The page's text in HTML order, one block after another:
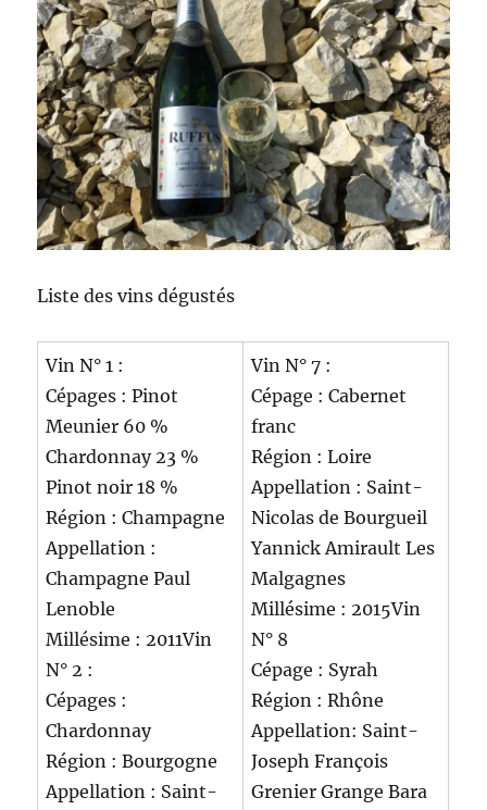
Liste des vins dégustés
Vin N° 1 :
Cépages : Pinot
Meunier 60 %
Chardonnay 23 %
Pinot noir 18 %
Région : Champagne
Appellation :
Champagne Paul
Lenoble
Millésime : 2011Vin
N° 2 :
Cépages :
Chardonnay
Région : Bourgogne
Appellation : Saint-
Vin N° 7 :
Cépage : Cabernet
franc
Région : Loire
Appellation : Saint-
Nicolas de Bourgueil
Yannick Amirault Les
Malgagnes
Millésime : 2015Vin
N° 8
Cépage : Syrah
Région : Rhône
Appellation: Saint-
Joseph François
Grenier Grange Bara